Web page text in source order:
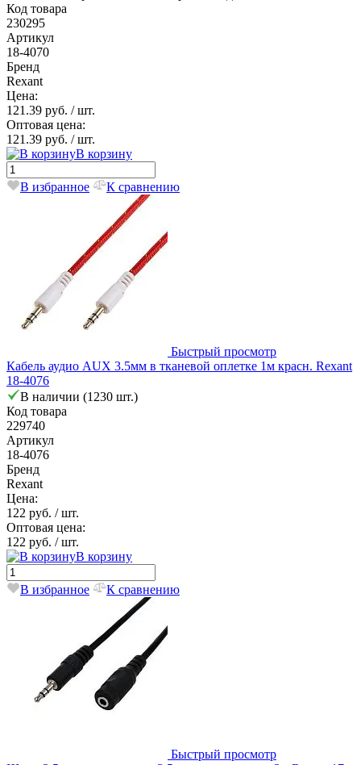
Код товара
230295
Артикул
18-4070
Бренд
Rexant
Цена:
121.39 руб. / шт.
Оптовая цена:
121.39 руб. / шт.
В корзину
В избранное К сравнению
Быстрый просмотр
Кабель аудио AUX 3.5мм в тканевой оплетке 1м красн. Rexant
18-4076
В наличии (1230 шт.)
Код товара
229740
Артикул
18-4076
Бренд
Rexant
Цена:
122 руб. / шт.
Оптовая цена:
122 руб. / шт.
В корзину
В избранное К сравнению
Быстрый просмотр